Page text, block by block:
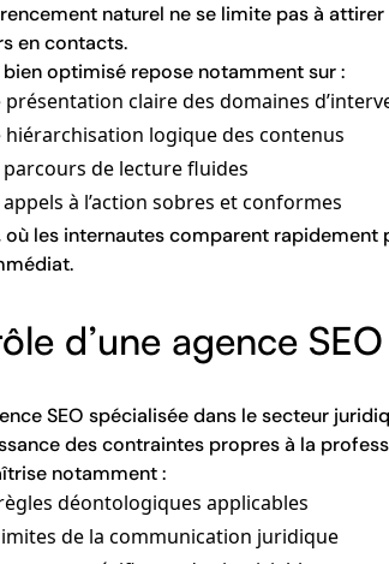
naturel ne se limite pas à
en contacts.
bien optimisé repose notamment sur :
présentation claire des domaines
hiérarchisation logique des contenus
parcours de lecture fluides
à l’action sobres et conformes
où les internautes comparent
d’une agence
SEO spécialisée dans le secteur
des contraintes propres à la
notamment :
déontologiques applicables
de la communication juridique